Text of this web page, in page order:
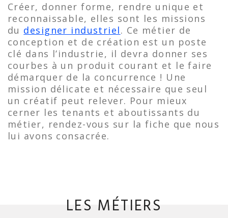
Créer, donner forme, rendre unique et
reconnaissable, elles sont les missions
du designer industriel. Ce métier de
conception et de création est un poste
clé dans l’industrie, il devra donner ses
courbes à un produit courant et le faire
démarquer de la concurrence ! Une
mission délicate et nécessaire que seul
un créatif peut relever. Pour mieux
cerner les tenants et aboutissants du
métier, rendez-vous sur la fiche que nous
lui avons consacrée.
LES MÉTIERS